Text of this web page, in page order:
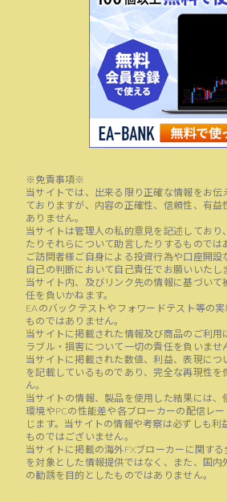
※免責事項※
当サイトでは、出来る限り正確な情報をお伝
ておりますが、内容の正確性、信頼性、有益
ありません。
当サイトは管理人の私的意見を記述しており
たりそれらについて助言したりするものでは
ご訪問者様ご自身による投資行為や口座開設
自己の判断において自己責任でお願いいたし
当サイト内、及びリンク先の情報に基づいて
任を負いかねます。
EAのバックテストやフォワードテスト等の
ものではありません。
当サイトに掲載された情報及び商品のご利用
ラブル・損害について一切の責任を負いませ
当サイトに掲載された数値、利益、表現に
を記載しているものであり、完全な再現性を
ん。
当サイトの情報、製品を使用した結果には
環境やPCの性能差や各ブローカーの配信レ
じます。当サイトの情報や考察は必ずしも
ものではございません。
当サイトに掲載の海外FXブローカーに関す
を対象とした情報提供ではなく、また、国
の勧誘を目的としたものではありません。